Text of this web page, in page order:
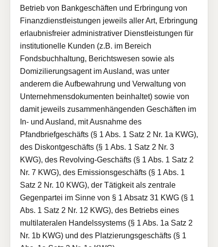
Betrieb von Bankgeschäften und Erbringung von
Finanzdienstleistungen jeweils aller Art, Erbringung
erlaubnisfreier administrativer Dienstleistungen für
institutionelle Kunden (z.B. im Bereich
Fondsbuchhaltung, Berichtswesen sowie als
Domizilierungsagent im Ausland, was unter
anderem die Aufbewahrung und Verwaltung von
Unternehmensdokumenten beinhaltet) sowie von
damit jeweils zusammenhängenden Geschäften im
In- und Ausland, mit Ausnahme des
Pfandbriefgeschäfts (§ 1 Abs. 1 Satz 2 Nr. 1a KWG),
des Diskontgeschäfts (§ 1 Abs. 1 Satz 2 Nr. 3
KWG), des Revolving-Geschäfts (§ 1 Abs. 1 Satz 2
Nr. 7 KWG), des Emissionsgeschäfts (§ 1 Abs. 1
Satz 2 Nr. 10 KWG), der Tätigkeit als zentrale
Gegenpartei im Sinne von § 1 Absatz 31 KWG (§ 1
Abs. 1 Satz 2 Nr. 12 KWG), des Betriebs eines
multilateralen Handelssystems (§ 1 Abs. 1a Satz 2
Nr. 1b KWG) und des Platzierungsgeschäfts (§ 1